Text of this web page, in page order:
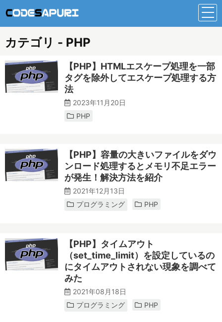
カテゴリ - PHP
【PHP】HTMLエスケープ処理を一部
タグを除外してエスケープ処理する方
法
2023年11月20日
PHP
【PHP】容量の大きいファイルをダウ
ンロード処理するとメモリ不足エラー
が発生！解決方法を紹介
2021年12月13日
プログラミング
PHP
【PHP】タイムアウト
（set_time_limit）を設定しているの
にタイムアウトされない現象を調べて
みた
2021年08月18日
プログラミング
PHP